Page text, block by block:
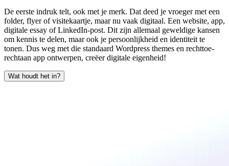
De eerste indruk telt, ook met je merk. Dat deed je vroeger met een
folder, flyer of visitekaartje, maar nu vaak digitaal. Een website, app,
digitale essay of LinkedIn-post. Dit zijn allemaal geweldige kansen
om kennis te delen, maar ook je persoonlijkheid en identiteit te
tonen. Dus weg met die standaard Wordpress themes en rechttoe-
rechtaan app ontwerpen, creëer digitale eigenheid!
Wat houdt het in?